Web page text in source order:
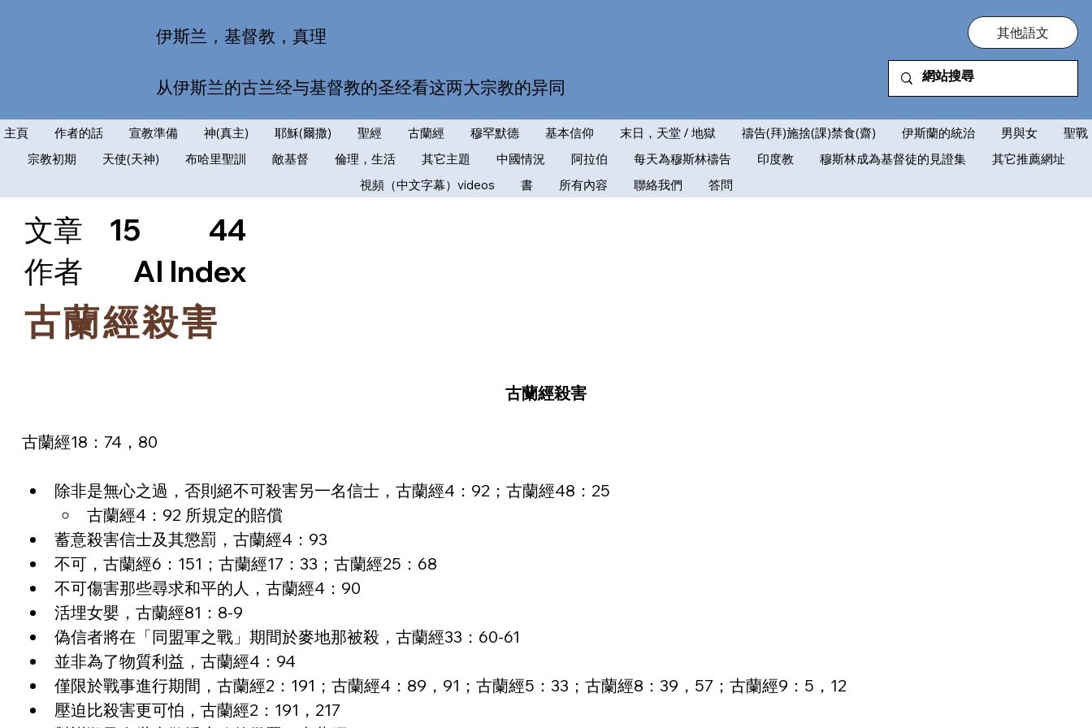
伊斯兰，基督教，真理
从伊斯兰的古兰经与基督教的圣经看这两大宗教的异同
其他語文
主頁 作者的話 宣教準備 神(真主) 耶穌(爾撒) 聖經 古蘭經 穆罕默德 基本信仰 末日，天堂 / 地獄 禱告(拜)施捨(課)禁食(齋) 伊斯蘭的統治 男與女
聖戰
宗教初期
天使(天神) 布哈里聖訓 敵基督 倫理，生活 其它主題 中國情況 阿拉伯 每天為穆斯林禱告 印度教 穆斯林成為基督徒的見證集
其它推薦網址
視頻（中文字幕）videos
書 所有內容 聯絡我們 答問
文章 15
44
​作者
AI Index
古蘭經殺害
古蘭經殺害
古蘭經18：74，80
除非是無心之過，否則絕不可殺害另一名信士，古蘭經4：92；古蘭經48：25
古蘭經4：92 所規定的賠償
蓄意殺害信士及其懲罰，古蘭經4：93
不可，古蘭經6：151；古蘭經17：33；古蘭經25：68
不可傷害那些尋求和平的人，古蘭經4：90
活埋女嬰，古蘭經81：8-9
偽信者將在「同盟軍之戰」期間於麥地那被殺，古蘭經33：60-61
並非為了物質利益，古蘭經4：94
僅限於戰事進行期間，古蘭經2：191；古蘭經4：89，91；古蘭經5：33；古蘭經8：39，57；古蘭經9：5，12
壓迫比殺害更可怕，古蘭經2：191，217